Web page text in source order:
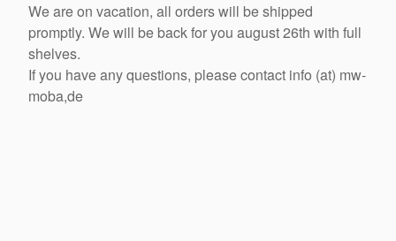
We are on vacation, all orders will be shipped
promptly. We will be back for you august 26th with full
shelves.
If you have any questions, please contact info (at) mw-
moba,de